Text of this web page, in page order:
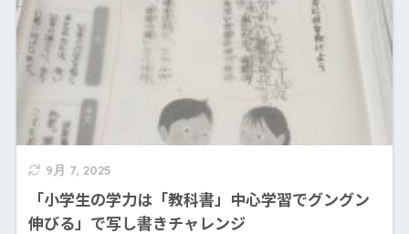
9月 7, 2025
「小学生の学力は「教科書」中心学習でグングン
伸びる」で写し書きチャレンジ